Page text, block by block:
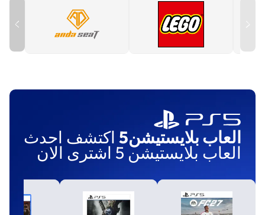
العاب بلايستيشن5 اكتشف احدث
العاب بلايستيشن 5 اشترى الان